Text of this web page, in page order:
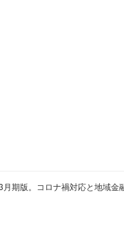
期版。コロナ禍対応と地域金